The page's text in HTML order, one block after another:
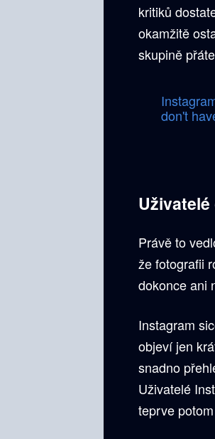
kritiků
okamžitě
skupině
don't
Právě to
že fotografii
dokonce ani
Instagram
objeví jen
snadno
Uživatelé
teprve